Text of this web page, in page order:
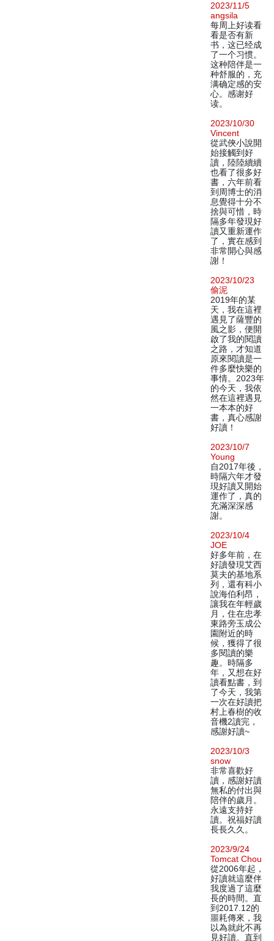
2023/11/5
angsila
每周上好读看
看是否有新
书，这已经成
了一个习惯。
这种陪伴是一
种舒服的，充
满确定感的安
心。感谢好
读。
2023/10/30
Vincent
從武俠小說開
始接觸到好
讀，陸陸續續
也看了很多好
書，六年前看
到周博士的消
息覺得十分不
捨與可惜，時
隔多年發現好
讀又重新運作
了，實在感到
非常開心與感
謝！
2023/10/23
偷泥
2019年的某
天，我在這裡
遇見了薩豐的
風之影，便開
啟了我的閱讀
之路，才知道
原來閱讀是一
件多麼快樂的
事情。2023年
的今天，我依
然在這裡遇見
一本本的好
書，真心感謝
好讀！
2023/10/7
Young
自2017年後，
時隔六年才發
現好讀又開始
運作了，真的
充滿深深感
謝。
2023/10/4
JOE
好多年前，在
好讀發現艾西
莫夫的基地系
列，還有科小
說海伯利昂，
讓我在年輕歲
月，住在忠孝
東路旁玉成公
園附近的時
候，獲得了很
多閱讀的樂
趣。時隔多
年，又想在好
讀看點書，到
了今天，我第
一次在好讀把
村上春樹的收
音機2讀完，
感謝好讀~
2023/10/3
snow
非常喜歡好
讀，感謝好讀
無私的付出與
陪伴的歲月。
永遠支持好
讀。祝福好讀
長長久久。
2023/9/24
Tomcat Chou
從2006年起，
好讀就這麼伴
我度過了這麼
長的時間。直
到2017.12的
噩耗傳來，我
以為就此不再
見好讀。直到